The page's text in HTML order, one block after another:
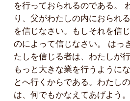
を行っておられるのである。
り、父がわたしの内におられ
を信じなさい。もしそれを信
のによって信じなさい。 はっ
たしを信じる者は、わたしが
もっと大きな業を行うように
とへ行くからである。わたし
は、何でもかなえてあげよう